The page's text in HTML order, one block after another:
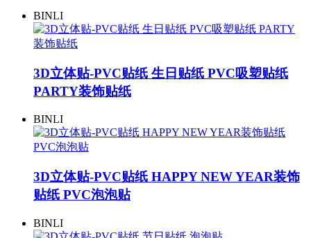
BINLI
3D立体贴-PVC贴纸 生日贴纸 PVC吸塑贴纸
PARTY装饰贴纸
BINLI
3D立体贴-PVC贴纸 HAPPY NEW YEAR装饰
贴纸 PVC泡泡贴
BINLI